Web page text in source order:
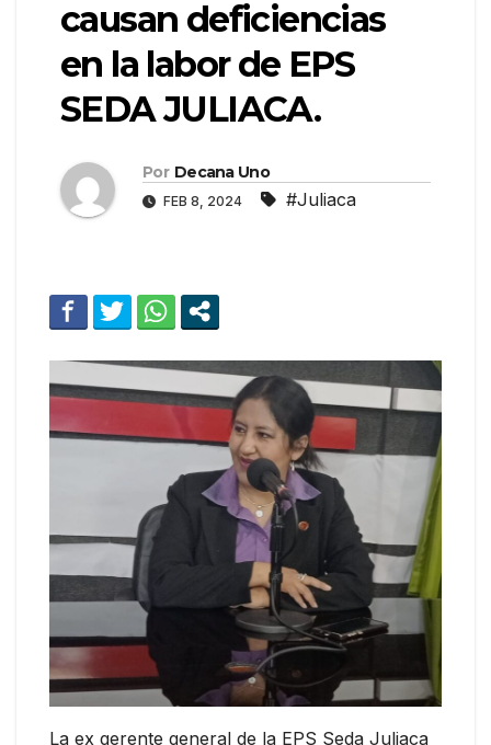
causan deficiencias
en la labor de EPS
SEDA JULIACA.
Por Decana Uno
FEB 8, 2024 #Juliaca
La ex gerente general de la EPS Seda Juliaca